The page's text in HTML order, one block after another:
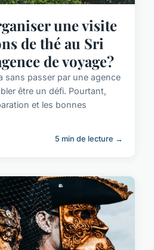
une visite
de thé au Sri
de voyage?
sans passer par une agence
être un défi. Pourtant,
et les bonnes
5 min de lecture →